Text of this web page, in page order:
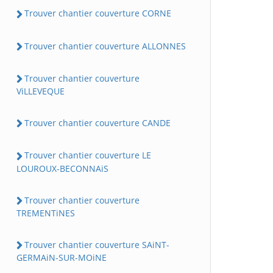
Trouver chantier couverture CORNE
Trouver chantier couverture ALLONNES
Trouver chantier couverture
ViLLEVEQUE
Trouver chantier couverture CANDE
Trouver chantier couverture LE
LOUROUX-BECONNAiS
Trouver chantier couverture
TREMENTiNES
Trouver chantier couverture SAiNT-
GERMAiN-SUR-MOiNE